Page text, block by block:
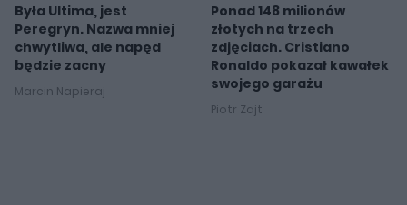
Była Ultima, jest
Peregryn. Nazwa mniej
chwytliwa, ale napęd
będzie zacny
Marcin Napieraj
Ponad 148 milionów
złotych na trzech
zdjęciach. Cristiano
Ronaldo pokazał kawałek
swojego garażu
Piotr Zajt